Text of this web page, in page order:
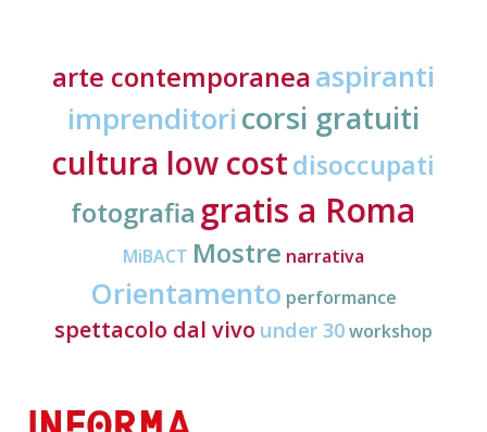
arte contemporanea aspiranti
imprenditori corsi gratuiti
cultura low costdisoccupati
fotografia gratis a Roma
MiBACT Mostre narrativa
Orientamento performance
spettacolo dal vivo under 30workshop